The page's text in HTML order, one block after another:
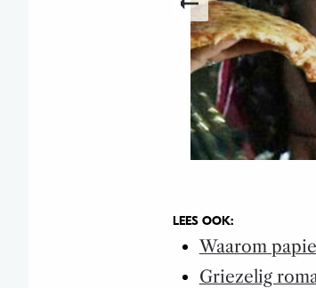
LEES OOK:
Waarom
Griezelig